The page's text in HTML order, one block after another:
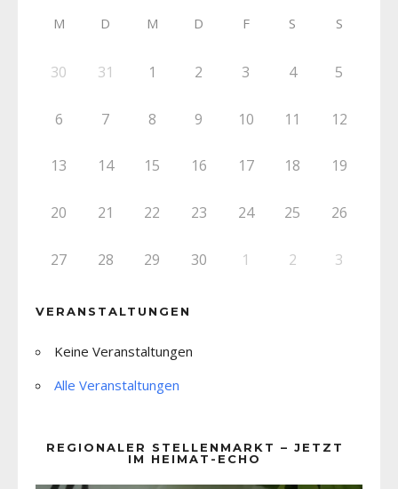
M D M D F S S
30 31 1 2 3 4 5
6 7 8 9 10 11 12
13 14 15 16 17 18 19
20 21 22 23 24 25 26
27 28 29 30 1 2 3
VERANSTALTUNGEN
Keine Veranstaltungen
Alle Veranstaltungen
REGIONALER STELLENMARKT – JETZT
IM HEIMAT-ECHO